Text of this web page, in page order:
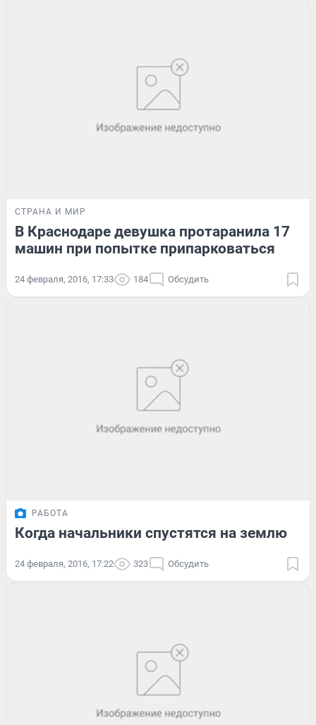
СТРАНА И МИР
В Краснодаре девушка протаранила 17
машин при попытке припарковаться
24 февраля, 2016, 17:33 184 Обсудить
РАБОТА
Когда начальники спустятся на землю
24 февраля, 2016, 17:22 323 Обсудить